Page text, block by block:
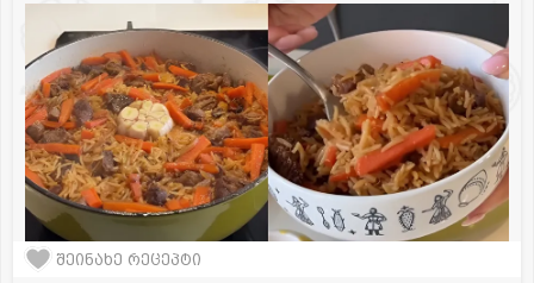
შეინახე რეცეპტი